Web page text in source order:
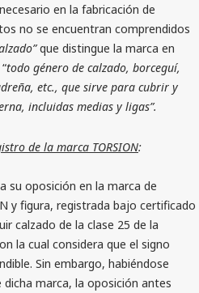
en la fabricación de
no se encuentran comprendidos
que distingue la marca en
todo género de calzado, borceguí,
etc., que sirve para cubrir y
incluidas medias y ligas”.
de la marca TORSION:
su oposición en la marca de
y figura, registrada bajo certificado
calzado de la clase 25 de la
la cual considera que el signo
Sin embargo, habiéndose
marca, la oposición antes